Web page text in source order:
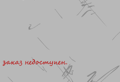
недоступен.